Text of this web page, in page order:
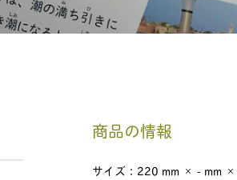
商品の情報
サイズ：220 mm × - mm